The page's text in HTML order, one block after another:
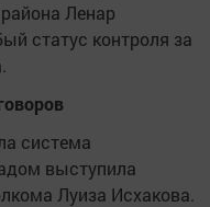
Ленар
статус контроля за
система
выступила
Луиза Исхакова.